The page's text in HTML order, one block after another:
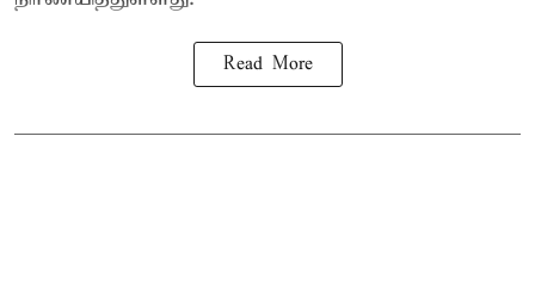
Read More